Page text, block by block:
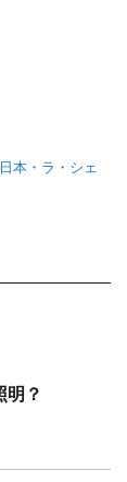
日本・ラ・シェ
明？